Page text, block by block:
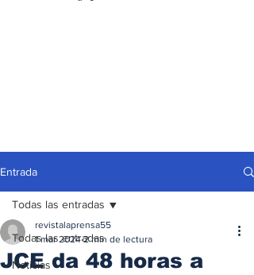
Entrada
Todas las entradas
Noticias
Todas las entradas
JCE da 48 horas a
revistalaprensa55
1 mar 2024 2 min de lectura